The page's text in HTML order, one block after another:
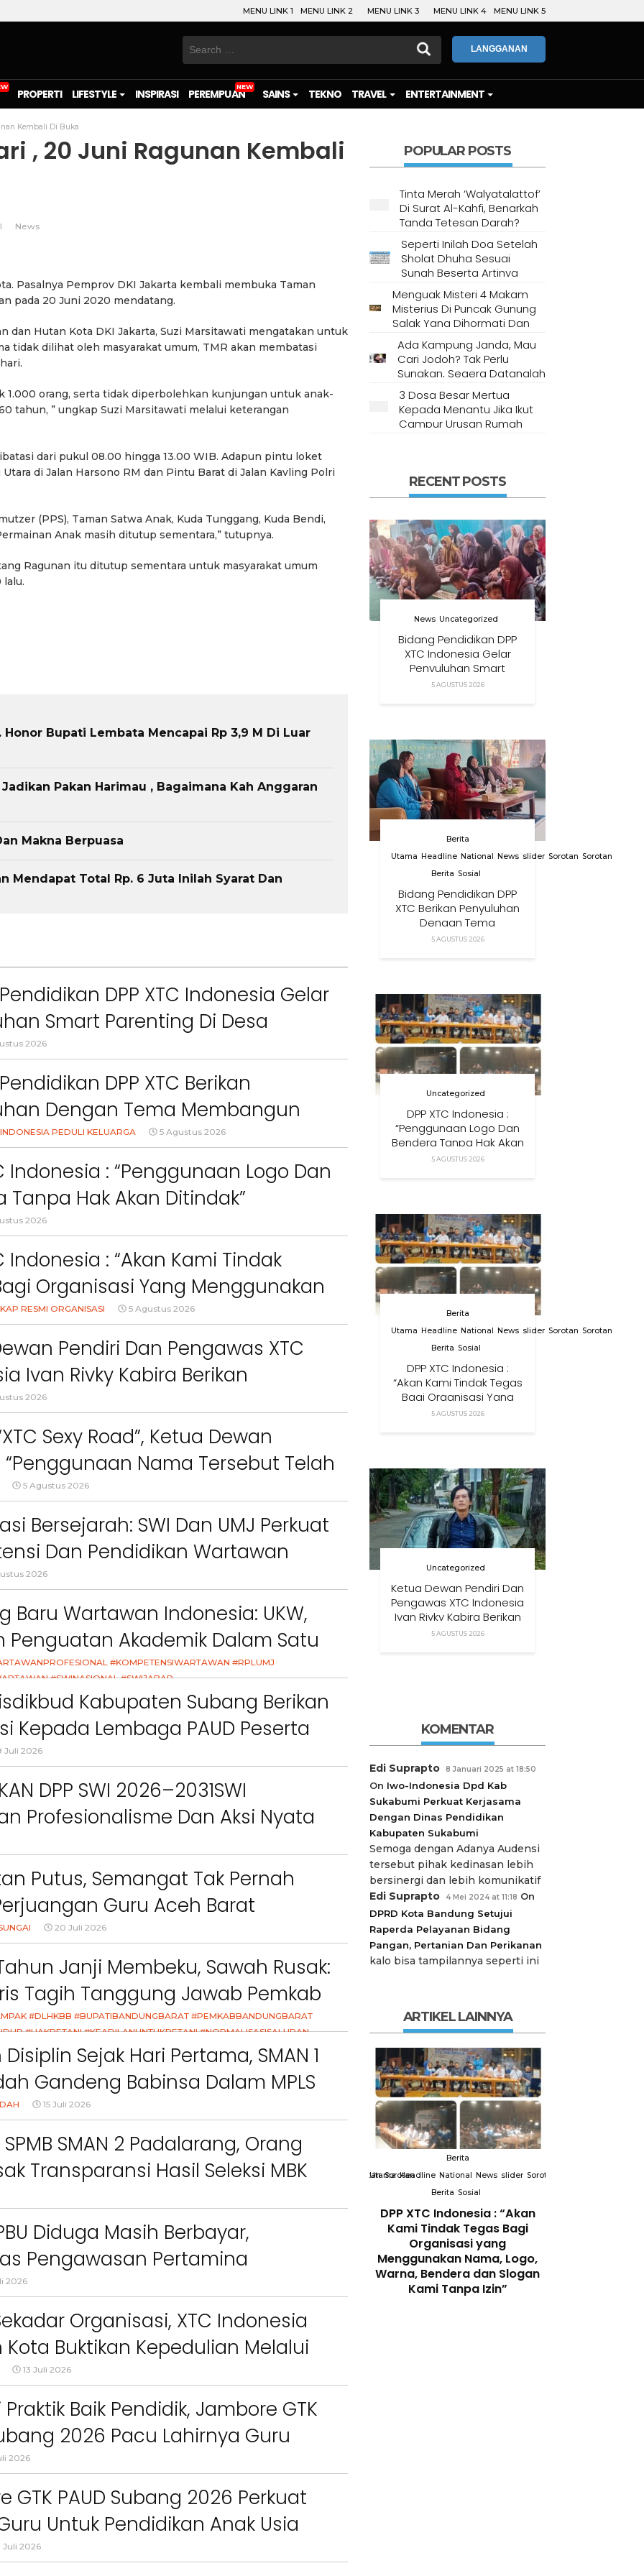
MENU LINK 1 MENU LINK 2 MENU LINK 3 MENU LINK 4 MENU LINK 5
Search
LANGGANAN
PROPERTI LIFESTYLE INSPIRASI PEREMPUAN SAINS TEKNO TRAVEL ENTERTAINMENT
Kembali Di Buka
, 20 Juni Ragunan Kembali
News
Pasalnya Pemprov DKI Jakarta kembali membuka Taman
pada 20 Juni 2020 mendatang.
dan Hutan Kota DKI Jakarta, Suzi Marsitawati mengatakan untuk
tidak dilihat oleh masyarakat umum, TMR akan membatasi
1.000 orang, serta tidak diperbolehkan kunjungan untuk anak-
tahun, ” ungkap Suzi Marsitawati melalui keterangan
dari pukul 08.00 hingga 13.00 WIB. Adapun pintu loket
di Jalan Harsono RM dan Pintu Barat di Jalan Kavling Polri
(PPS), Taman Satwa Anak, Kuda Tunggang, Kuda Bendi,
Anak masih ditutup sementara,” tutupnya.
Ragunan itu ditutup sementara untuk masyarakat umum
lalu.
Bupati Lembata Mencapai Rp 3,9 M Di Luar
Pakan Harimau , Bagaimana Kah Anggaran
Makna Berpuasa
Mendapat Total Rp. 6 Juta Inilah Syarat Dan
DPP XTC Indonesia Gelar
Smart Parenting Di Desa
KBB
2026
DPP XTC Berikan
Dengan Tema Membangun
Tua Dalam Menjaga
Anak Di Era Digital
PEDULI KELUARGA 5 Agustus 2026
Indonesia : “Penggunaan Logo Dan
Tanpa Hak Akan Ditindak”
2026
Indonesia : “Akan Kami Tindak
Organisasi Yang Menggunakan
Warna, Bendera Dan Slogan
Izin”
RESMI ORGANISASI 5 Agustus 2026
Pendiri Dan Pengawas XTC
Ivan Rivky Kabira Berikan
Sikap Terkait “XTC Sexy Road”
2026
Sexy Road”, Ketua Dewan
“Penggunaan Nama Tersebut Telah
Ketentuan Perundang-
5 Agustus 2026
Bersejarah: SWI Dan UMJ Perkuat
Dan Pendidikan Wartawan
2026
Baru Wartawan Indonesia: UKW,
Penguatan Akademik Dalam Satu
#KOMPETENSIWARTAWAN #RPLUMJ
#SWINASIONAL #SWIJABAR
Kabupaten Subang Berikan
Kepada Lembaga PAUD Peserta
MPLS Dan G7KAIH
Juli 2026
DPP SWI 2026–2031SWI
Profesionalisme Dan Aksi Nyata
Impact
Putus, Semangat Tak Pernah
Guru Aceh Barat
Air Mata
20 Juli 2026
Janji Membeku, Sawah Rusak:
Tagih Tanggung Jawab Pemkab
Barat
#DLHKBB #BUPATIBANDUNGBARAT #PEMKABBANDUNGBARAT
#HAKPETANI #KEADILANUNTUKPETANI #NORMALISASISALURAN
#AKUNTABILITASPEMERINTAH
Sejak Hari Pertama, SMAN 1
Gandeng Babinsa Dalam MPLS
15 Juli 2026
SMAN 2 Padalarang, Orang
Transparansi Hasil Seleksi MBK
Diduga Masih Berbayar,
Pengawasan Pertamina
2026
Organisasi, XTC Indonesia
Kota Buktikan Kepedulian Melalui
13 Juli 2026
Baik Pendidik, Jambore GTK
2026 Pacu Lahirnya Guru
2026
GTK PAUD Subang 2026 Perkuat
Untuk Pendidikan Anak Usia
Berkualitas
Juli 2026
POPULAR POSTS
Tinta Merah ‘Walyatalattof’
Di Surat Al-Kahfi, Benarkah
Tanda Tetesan Darah?
Seperti Inilah Doa Setelah
Sholat Dhuha Sesuai
Sunah Beserta Artinya
Menguak Misteri 4 Makam
Misterius Di Puncak Gunung
Salak Yang Dihormati Dan
Dianggap Tempat Suci Oleh
Masyarakat Setempat
Ada Kampung Janda, Mau
Cari Jodoh? Tak Perlu
Sungkan, Segera Datanglah
Ke Desa Ini
3 Dosa Besar Mertua
Kepada Menantu Jika Ikut
Campur Urusan Rumah
RECENT POSTS
News Uncategorized
Bidang Pendidikan DPP
XTC Indonesia Gelar
Penyuluhan Smart
Parenting Di Desa
5 AGUSTUS 2026
Berita
Utama
Headline National News slider Sorotan Sorotan
Berita Sosial
Bidang Pendidikan DPP
XTC Berikan Penyuluhan
Dengan Tema
Membangun Peran
5 AGUSTUS 2026
Uncategorized
DPP XTC Indonesia :
“Penggunaan Logo Dan
Bendera Tanpa Hak Akan
Ditindak”
5 AGUSTUS 2026
Berita
Utama
Headline National News slider Sorotan Sorotan
Berita Sosial
DPP XTC Indonesia :
“Akan Kami Tindak Tegas
Bagi Organisasi Yang
Menggunakan Nama,
5 AGUSTUS 2026
Uncategorized
Ketua Dewan Pendiri Dan
Pengawas XTC Indonesia
Ivan Rivky Kabira Berikan
Peryataan Sikap Terkait
5 AGUSTUS 2026
KOMENTAR
Edi Suprapto 8 Januari 2025 at 18:50
On Iwo-Indonesia Dpd Kab
Sukabumi Perkuat Kerjasama
Dengan Dinas Pendidikan
Kabupaten Sukabumi
Semoga dengan Adanya Audensi
tersebut pihak kedinasan lebih
bersinergi dan lebih komunikatif
Edi Suprapto
4 Mei 2024 at 11:18 On
DPRD Kota Bandung Setujui
Raperda Pelayanan Bidang
Pangan, Pertanian Dan Perikanan
kalo bisa tampilannya seperti ini
ARTIKEL LAINNYA
Sorotan
Utama Headline National News Sorotan Sorotan
Empat Tahun Janji Membeku,
Sawah Rusak: Ahli Waris
Tagih Tanggung Jawab
Pemkab Bandung Barat
Utama Headline National News Sorotan Sorotan
Bidang Pendidikan DPP XTC
Berikan Penyuluhan dengan
Tema Membangun Peran
Orang Tua dalam Menjaga
Berita
Utama Headline National News slider Sorotan
Berita Sosial
DPP XTC Indonesia : “Akan
Kami Tindak Tegas Bagi
Organisasi yang
Menggunakan Nama, Logo,
Warna, Bendera dan Slogan
Kami Tanpa Izin”